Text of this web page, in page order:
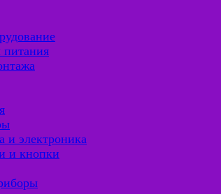
питания
и электроника
и кнопки